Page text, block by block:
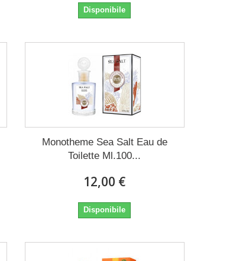
Disponibile
Monotheme Sea Salt Eau de
Toilette Ml.100...
12,00 €
Disponibile